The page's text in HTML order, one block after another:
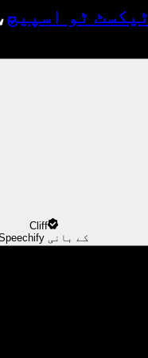
ٹیکسٹ ٹو اسپیچ
Cliff
Speechify کے بانی